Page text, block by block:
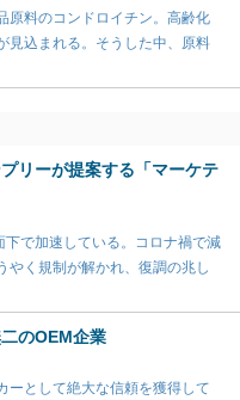
原料のコンドロイチン。高齢化
見込まれる。そうした中、原料
リーが提案する「マーケテ
で加速している。コロナ禍で減
やく規制が解かれ、復調の兆し
のOEM企業
ーとして絶大な信頼を獲得して